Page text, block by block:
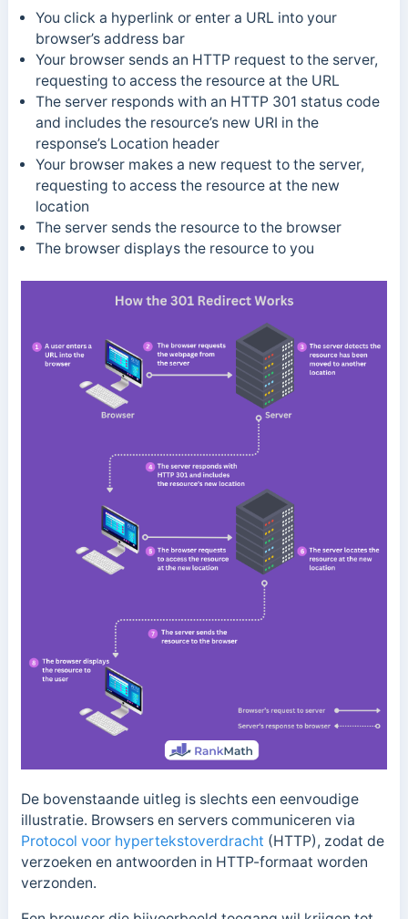
You click a hyperlink or enter a URL into your
browser’s address bar
Your browser sends an HTTP request to the server,
requesting to access the resource at the URL
The server responds with an HTTP 301 status code
and includes the resource’s new URI in the
response’s Location header
Your browser makes a new request to the server,
requesting to access the resource at the new
location
The server sends the resource to the browser
The browser displays the resource to you
De bovenstaande uitleg is slechts een eenvoudige
illustratie. Browsers en servers communiceren via
Protocol voor hypertekstoverdracht (HTTP), zodat de
verzoeken en antwoorden in HTTP-formaat worden
verzonden.